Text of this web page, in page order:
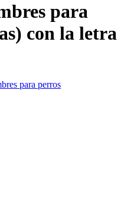
para
con la letra
para perros